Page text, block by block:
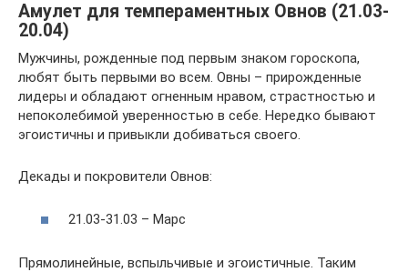
Амулет для темпераментных Овнов (21.03-
20.04)
Мужчины, рожденные под первым знаком гороскопа,
любят быть первыми во всем. Овны – прирожденные
лидеры и обладают огненным нравом, страстностью и
непоколебимой уверенностью в себе. Нередко бывают
эгоистичны и привыкли добиваться своего.
Декады и покровители Овнов:
21.03-31.03 – Марс
Прямолинейные, вспыльчивые и эгоистичные. Таким